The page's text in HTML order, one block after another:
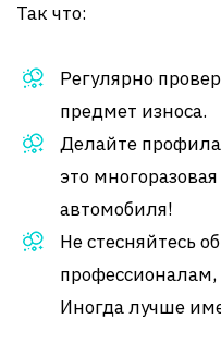
Так что:
Регулярно
предмет износа.
Делайте
это
автомобиля!
Не стесняйтесь
профессионалам,
Иногда лучше